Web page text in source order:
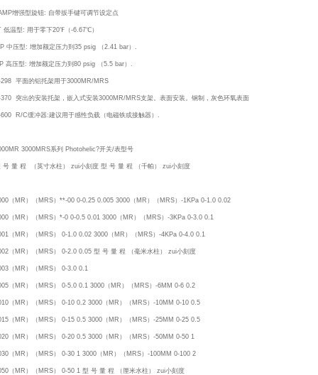
增强型旋钮: 自带扳手键可调节设定点
低温型: 用于零下20℉（-6.67℃）
中压型: 增加额定压力到35 psig （2.41 bar）.
高压型: 增加额定压力到80 psig （5.5 bar）.
298 平面的铝托架用于3000MR/MRS
突出的安装托架，嵌入式安装3000MR/MRS支架。表面安装。钢制，灰色环氧表面
R/C缓冲器:建议用于感性负载（电磁铁或接触器）.
3000MRS系列 Photohelic?开关/表型号
号 量 程 （英寸水柱） zui小刻度 型 号 量 程 （千帕） zui小刻度
（MR）（MRS）**-00 0-0.25 0.005 3000（MR）（MRS）-1KPa 0-1.0 0.02
（MR）（MRS）*-0 0-0.5 0.01 3000（MR）（MRS）-3KPa 0-3.0 0.1
（MR）（MRS） 0-1.0 0.02 3000（MR）（MRS）-4KPa 0-4.0 0.1
（MR）（MRS） 0-2.0 0.05 型 号 量 程 （毫米水柱） zui小刻度
（MR）（MRS） 0-3.0 0.1
（MR）（MRS） 0-5.0 0.1 3000（MR）（MRS）-6MM 0-6 0.2
（MR）（MRS） 0-10 0.2 3000（MR）（MRS）-10MM 0-10 0.5
（MR）（MRS） 0-15 0.5 3000（MR）（MRS）-25MM 0-25 0.5
（MR）（MRS） 0-20 0.5 3000（MR）（MRS）-50MM 0-50 1
（MR）（MRS） 0-30 1 3000（MR）（MRS）-100MM 0-100 2
（MR）（MRS） 0-50 1 型 号 量 程 （厘米水柱） zui小刻度